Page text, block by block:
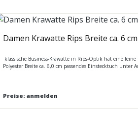
Damen Krawatte Rips Breite ca. 6
klassische Business-Krawatte in Rips-Optik hat eine
Polyester Breite ca. 6,0 cm passendes Einstecktuch unter
Preise: anmelden